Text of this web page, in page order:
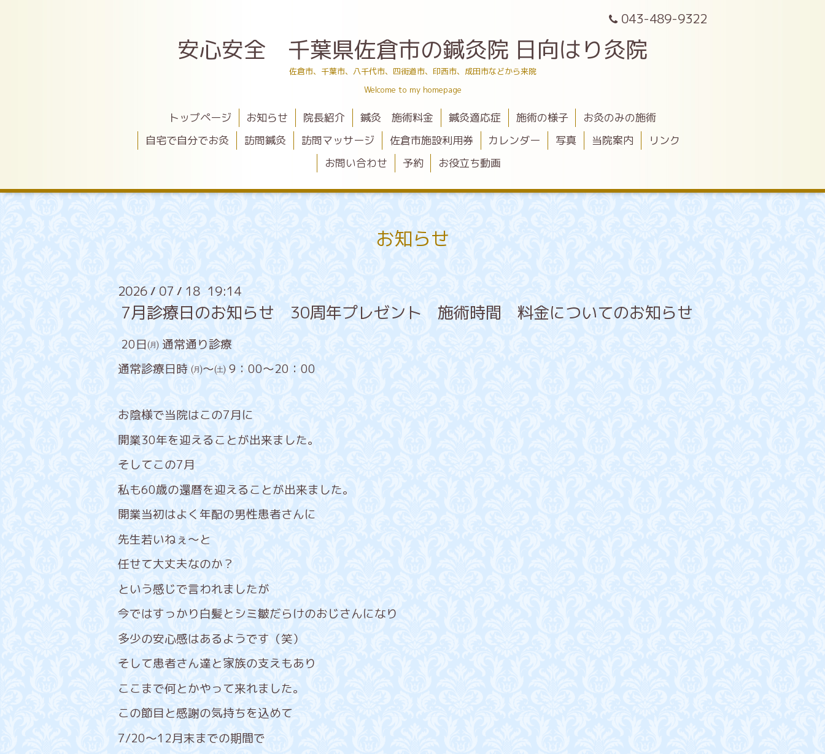
043-489-9322
安心安全 千葉県佐倉市の鍼灸院 日向はり灸院
佐倉市、千葉市、八千代市、四街道市、印西市、成田市などから来院
Welcome to my homepage
トップページ お知らせ 院長紹介 鍼灸 施術料金 鍼灸適応症 施術の様子
お灸のみの施術
自宅で自分でお灸
訪問鍼灸 訪問マッサージ 佐倉市施設利用券 カレンダー 写真 当院案内
リンク
お問い合わせ
予約 お役立ち動画
お知らせ
2026 / 07 / 18 19:14
7月診療日のお知らせ 30周年プレゼント 施術時間 料金についてのお知らせ
20日㈪ 通常通り診療
通常診療日時 ㈪～㈯ 9：00～20：00
お陰様で当院はこの7月に
開業30年を迎えることが出来ました。
そしてこの7月
私も60歳の還暦を迎えることが出来ました。
開業当初はよく年配の男性患者さんに
先生若いねぇ～と
任せて大丈夫なのか？
という感じで言われましたが
今ではすっかり白髪とシミ皺だらけのおじさんになり
多少の安心感はあるようです（笑）
そして患者さん達と家族の支えもあり
ここまで何とかやって来れました。
この節目と感謝の気持ちを込めて
7/20～12月末までの期間で